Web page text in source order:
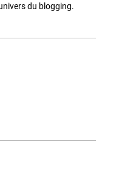
du blogging.